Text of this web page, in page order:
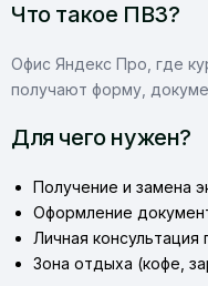
Что такое ПВЗ?
Офис Яндекс Про, где
получают форму,
Для чего нужен?
Получение и замена
Оформление
Личная
Зона отдыха (кофе,